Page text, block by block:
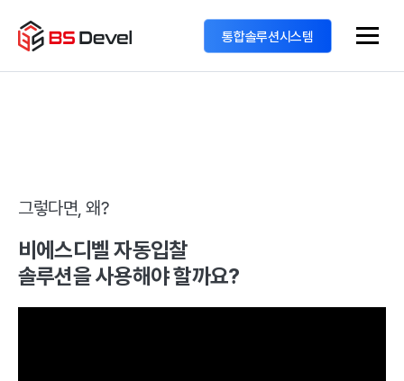
통합솔루션시스템
그렇다면, 왜?
비에스디벨 자동입찰
솔루션을 사용해야 할까요?